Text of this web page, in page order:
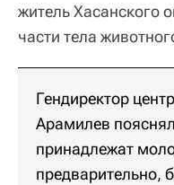
житель Хасанского
части тела
Гендиректор
Арамилев
принадлежат
предварительно,